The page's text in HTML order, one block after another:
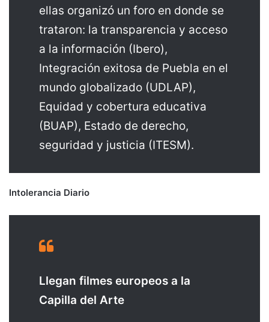
ellas organizó un foro en donde se
trataron: la transparencia y acceso
a la información (Ibero),
Integración exitosa de Puebla en el
mundo globalizado (UDLAP),
Equidad y cobertura educativa
(BUAP), Estado de derecho,
seguridad y justicia (ITESM).
Intolerancia Diario
Llegan filmes europeos a la
Capilla del Arte